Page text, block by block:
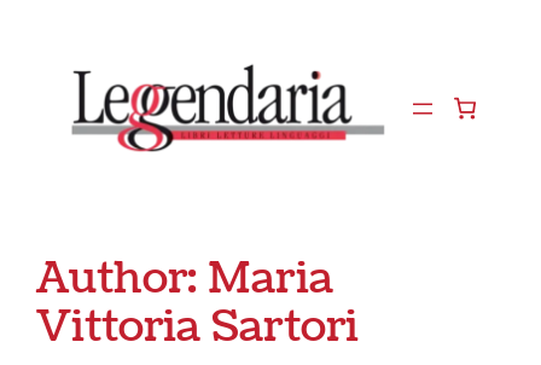
contenuto
Author:Maria
Vittoria Sartori